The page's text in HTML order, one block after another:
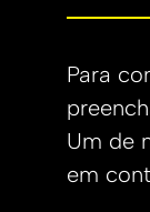
Para
Um de
em